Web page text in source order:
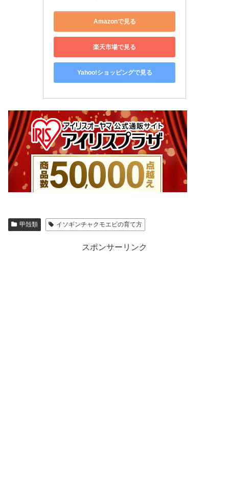
Amazonで見る
楽天市場で見る
Yahoo!ショッピングで見る
甲殻類 イソギンチャクモエビの育て方
スポンサーリンク